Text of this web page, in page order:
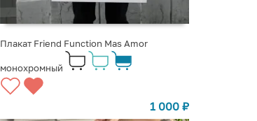
Плакат Friend Function Mas Amor
монохромный
1 000 ₽